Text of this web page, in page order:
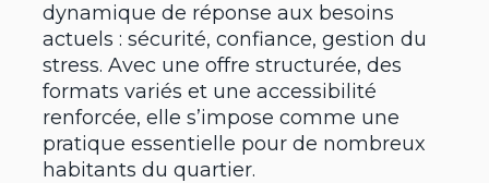
dynamique de réponse aux besoins
actuels : sécurité, confiance, gestion du
stress. Avec une offre structurée, des
formats variés et une accessibilité
renforcée, elle s’impose comme une
pratique essentielle pour de nombreux
habitants du quartier.